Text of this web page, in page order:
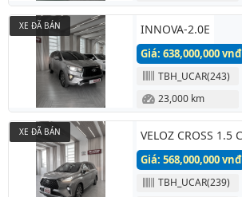
INNOVA-2.0E
Giá: 638,000,000 vnđ
TBH_UCAR(243)
23,000 km
XE ĐÃ BÁN
VELOZ CROSS 1.5
Giá: 568,000,000 vnđ
TBH_UCAR(239)
XE ĐÃ BÁN